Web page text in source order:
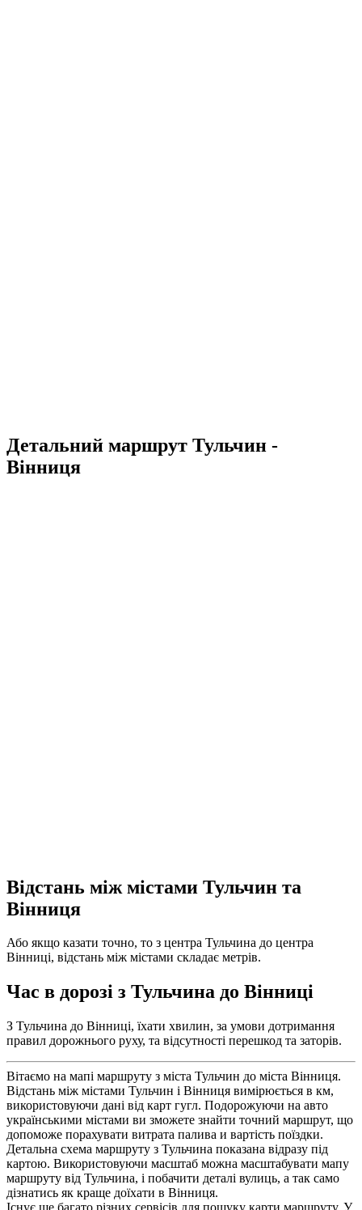
Детальний маршрут Тульчин -
Вінниця
Відстань між містами Тульчин та
Вінниця
Або якщо казати точно, то з центра Тульчина до центра
Вінниці, відстань між містами складає метрів.
Час в дорозі з Тульчина до Вінниці
З Тульчина до Вінниці, їхати хвилин, за умови дотримання
правил дорожнього руху, та відсутності перешкод та заторів.
Вітаємо на мапі маршруту з міста Тульчин до міста Вінниця.
Відстань між містами Тульчин і Вінниця вимірюється в км,
використовуючи дані від карт гугл. Подорожуючи на авто
українськими містами ви зможете знайти точний маршрут, що
допоможе порахувати витрата палива и вартість поїздки.
Детальна схема маршруту з Тульчина показана відразу під
картою. Використовуючи масштаб можна масштабувати мапу
маршруту від Тульчина, і побачити деталі вулиць, а так само
дізнатись як краще доїхати в Вінниця.